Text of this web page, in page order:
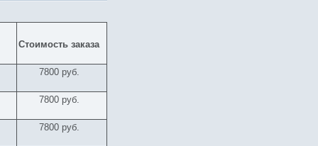
Стоимость заказа
7800 руб.
7800 руб.
7800 руб.